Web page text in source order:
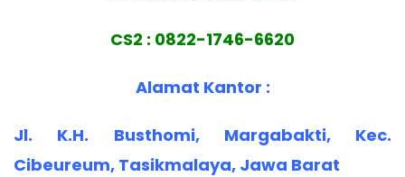
CS2 : 0822-1746-6620
Alamat Kantor :
Jl. K.H. Busthomi, Margabakti, Kec.
Cibeureum, Tasikmalaya, Jawa Barat